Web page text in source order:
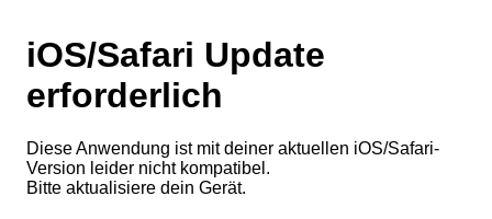
iOS/Safari Update
erforderlich
Diese Anwendung ist mit deiner aktuellen iOS/Safari-
Version leider nicht kompatibel.
Bitte aktualisiere dein Gerät.